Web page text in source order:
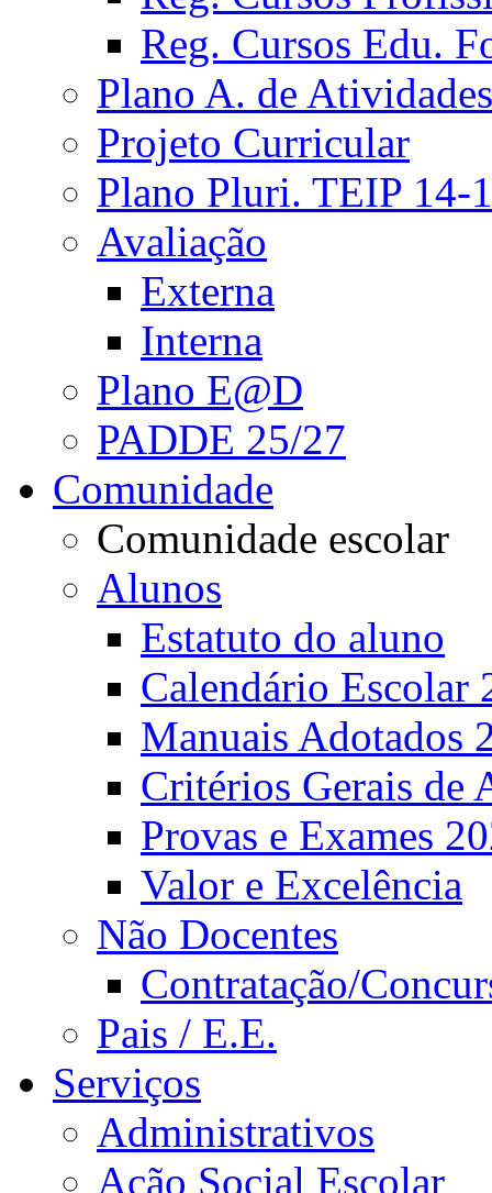
Reg. Cursos Edu.
Plano A. de Atividades
Projeto Curricular
Plano Pluri. TEIP 14-
Avaliação
Externa
Interna
Plano E@D
PADDE 25/27
Comunidade
Comunidade escolar
Alunos
Estatuto do aluno
Calendário Escolar
Manuais Adotados
Critérios Gerais de
Provas e Exames
Valor e Excelência
Não Docentes
Contratação/
Pais / E.E.
Serviços
Administrativos
Ação Social Escolar